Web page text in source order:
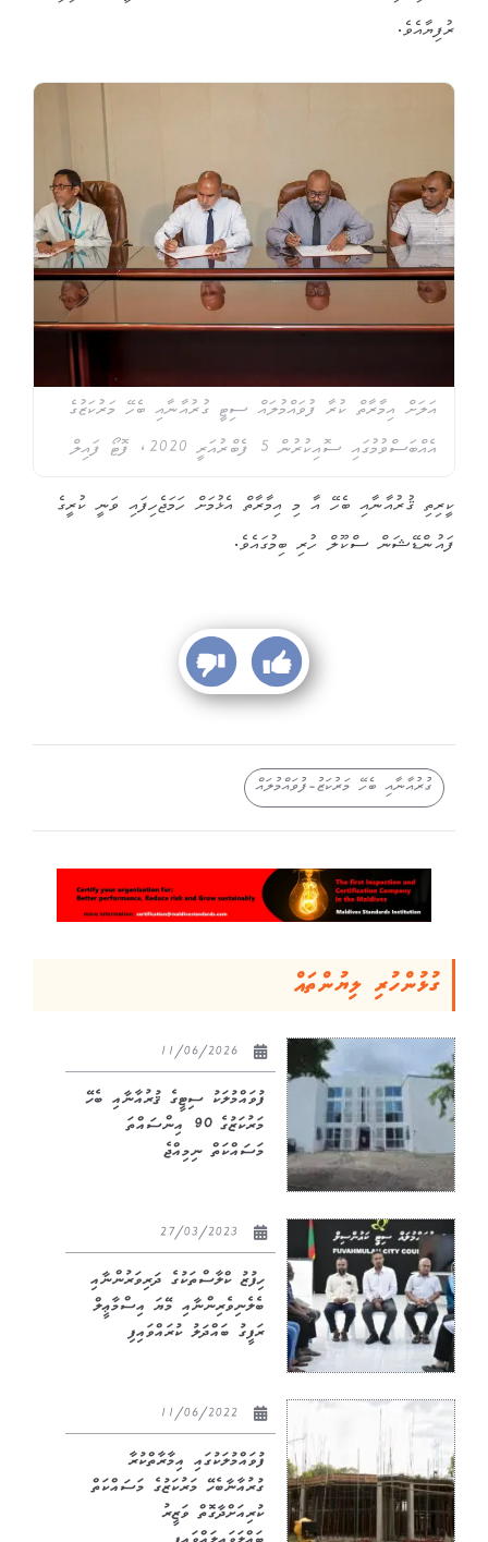
ރުފިޔާއެވެ.
އަލަށް އިމާރާތް ކުރާ ފުވައްމުލައް ސިޓީ ގުރުއާނާއި ބެހޭ މަރުކަޒުގެ
އެއްބަސްވުމުގައި ސޮއިކުރުން 5 ފެބްރުއަރީ 2020، ފޮޓޯ ފައިލް
ކީރިތި ޤުރުއާނާއި ބެހޭ އާ މި އިމާރާތް އެޅުމަށް ހަމަޖެހިފައި ވަނީ ކުރީގެ
ފައުންޑޭޝަން ސްކޫލް ހުރި ބިމުގައެވެ.
ގުރުއާނާއި ބެހޭ މަރުކަޒު-ފުވައްމުލައް
ގުޅުންހުރި ލިޔުންތައް
ފުވައްމުލަކު ސިޓީގެ ޤުރުއާނާއި ބެހޭ
މަރުކަޒުގެ 90 އިންސައްތަ
މަސައްކަތް ނިމިއްޖެ
ހިފުޒު ކްލާސްތަކުގެ ދަރިވަރުންނާއި
ބެލެނިވެރިންނާއި މޭޔަ އިސްމާޢީލް
ރަފީގު ބައްދަލު ކުރައްވައިފި
ފުވައްމުލަކުގައި އިމާރާތްކުރާ
ގުރުއާނާބެހޭ މަރުކަޒުގެ މަސައްކަތް
ކުރިއަށްދާގޮތް ވަޒީރު